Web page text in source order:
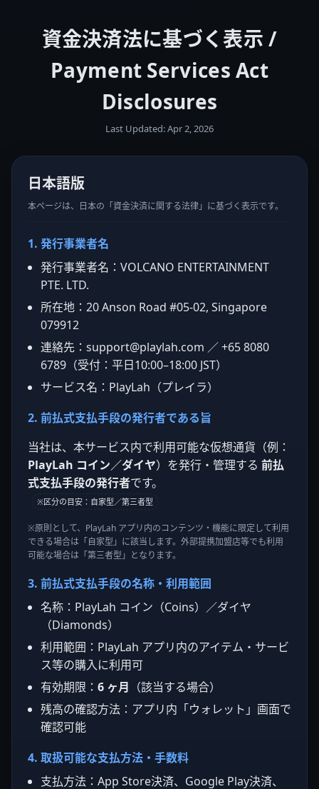
資金決済法に基づく表示 /
Payment Services Act
Disclosures
Last Updated: Apr 2, 2026
日本語版
本ページは、日本の「資金決済に関する法律」に基づく表示です。
1. 発行事業者名
発行事業者名：VOLCANO ENTERTAINMENT
PTE. LTD.
所在地：20 Anson Road #05-02, Singapore
079912
連絡先： support@playlah.com ／ +65 8080
6789（受付：平日10:00–18:00 JST）
サービス名：PlayLah（プレイラ）
2. 前払式支払手段の発行者である旨
当社は、本サービス内で利用可能な仮想通貨（例：
PlayLah コイン／ダイヤ）を発行・管理する 前払
式支払手段の発行者です。
※区分の目安：自家型／第三者型
※原則として、PlayLah アプリ内のコンテンツ・機能に限定して利用
できる場合は「自家型」に該当します。外部提携加盟店等でも利用
可能な場合は「第三者型」となります。
3. 前払式支払手段の名称・利用範囲
名称：PlayLah コイン（Coins）／ダイヤ
（Diamonds）
利用範囲：PlayLah アプリ内のアイテム・サービ
ス等の購入に利用可
有効期限： 6 ヶ月 （該当する場合）
残高の確認方法：アプリ内「ウォレット」画面で
確認可能
4. 取扱可能な支払方法・手数料
支払方法：App Store決済、Google Play決済、